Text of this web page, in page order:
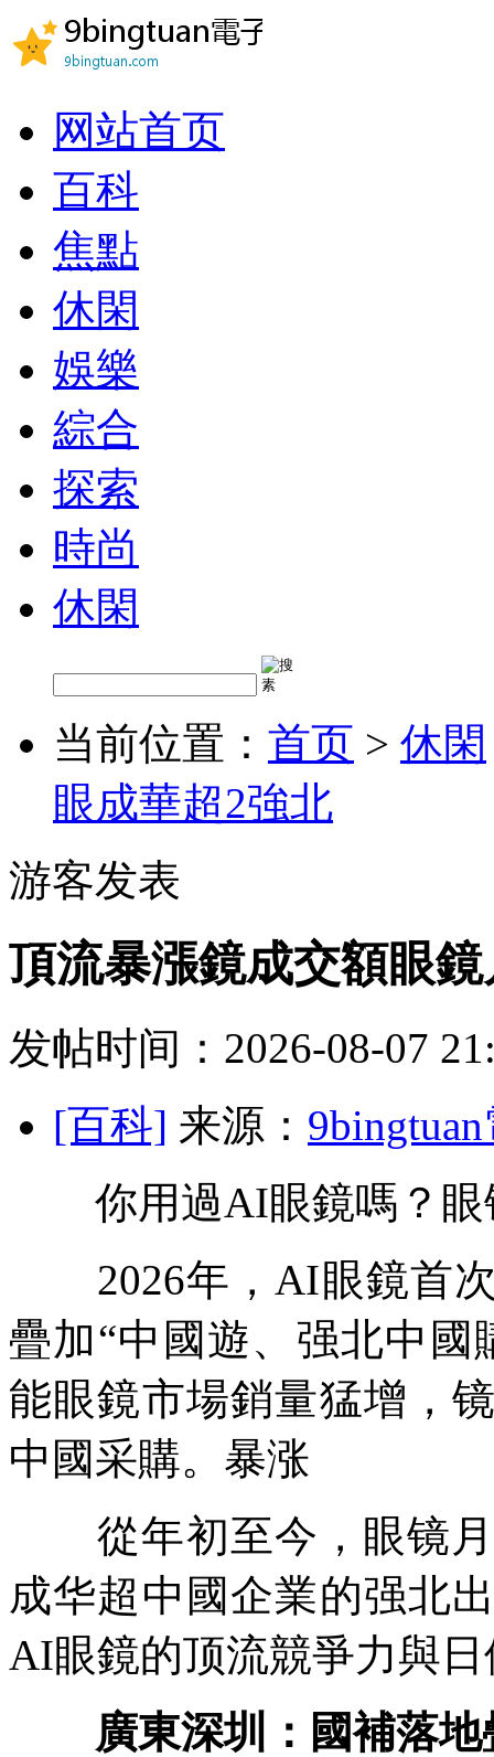
网站首页
百科
焦點
休閑
娛樂
綜合
探索
時尚
休閑
当前位置： 首页 > 休閑
眼成華超2強北
游客发表
頂流暴漲鏡成交額眼
发帖时间：2026-08-07
[百科] 来源：
你用過AI眼鏡嗎？眼
2026年，AI眼鏡首次
疊加“中國遊、强北中國
能眼鏡市場銷量猛增，
中國采購。暴涨
從年初至今，眼镜月
成华超中國企業的强北
AI眼鏡的顶流競爭力與
廣東深圳：國補落地